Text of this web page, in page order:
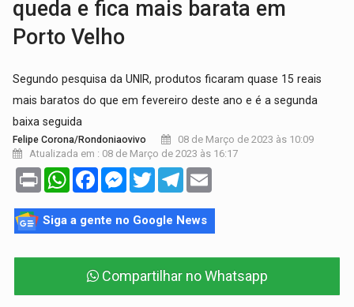
queda e fica mais barata em
Porto Velho
Segundo pesquisa da UNIR, produtos ficaram quase 15 reais
mais baratos do que em fevereiro deste ano e é a segunda
baixa seguida
Felipe Corona/Rondoniaovivo
08 de Março de 2023 às 10:09
Atualizada em : 08 de Março de 2023 às 16:17
Print WhatsAppFacebookMessenger
TwitterTelegram
Siga a gente no Google News
Compartilhar no Whatsapp